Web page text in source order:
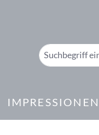
IMPRESSIONEN